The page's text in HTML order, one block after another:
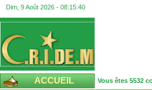
Dim, 9 Août 2026 - 08:15:41
ACCUEIL Vous êtes 5532